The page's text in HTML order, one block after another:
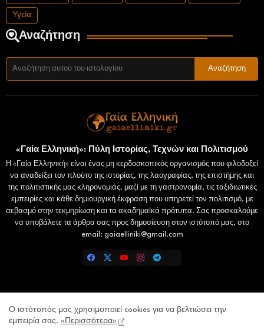
Υγεία
Αναζήτηση
«Γαία Ελληνική»: Πύλη Ιστορίας, Τεχνών και Πολιτισμού
Η «Γαία Ελληνική» είναι ένας μη κερδοσκοπικός οργανισμός που φιλοδοξεί
να αναδείξει τον πλούτο της ιστορίας, της λαογραφίας, της επιστήμης και
της πολιτιστικής μας κληρονομιάς, μαζί με τη γαστρονομία, τις ταξιδιωτικές
εμπειρίες και κάθε δημιουργική έκφραση που υπηρετεί τον πολιτισμό, με
σεβασμό στην τεκμηρίωση και τα ακαδημαϊκά πρότυπα. Σας προσκαλούμε
να υποβάλετε τα άρθρα σας προς δημοσίευση στον ιστότοπό μας, στο
email: gaiaelliniki@gmail.com
Home Επικοινωνία
Πολιτική Απορρήτου
Lamiatimes.gr
Domokosnews.gr
Ο ιστότοπός μας χρησιμοποιεί cookies για να βελτιώσει την
εμπειρία σας. «Περισσότερα»